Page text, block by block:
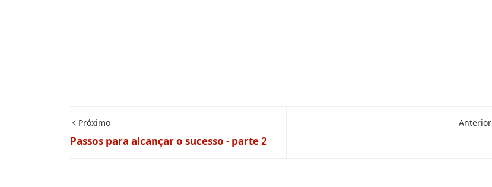
Próximo
Passos para alcançar o sucesso - parte 2
Anterior